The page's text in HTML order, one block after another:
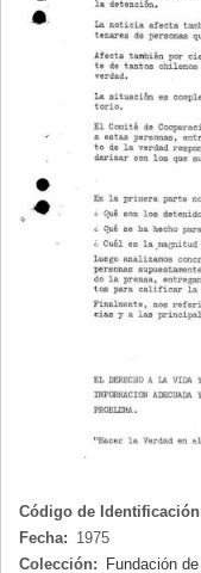
Código de
Fecha: 1975
Colección:
Fundación